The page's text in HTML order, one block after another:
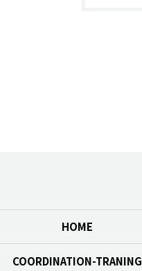
HOME
COORDINATION-TRANING